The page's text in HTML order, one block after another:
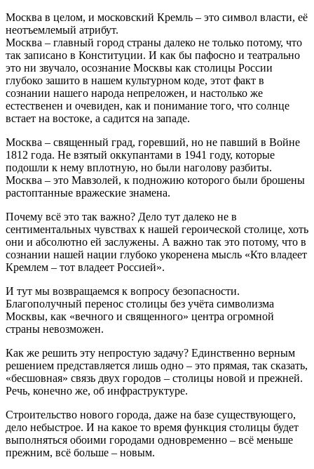
Москва в целом, и московский Кремль – это символ власти, её
неотъемлемый атрибут.
Москва – главный город страны далеко не только потому, что
так записано в Конституции. И как бы пафосно и театрально
это ни звучало, осознание Москвы как столицы России
глубоко зашито в нашем культурном коде, этот факт в
сознании нашего народа непреложен, и настолько же
естественен и очевиден, как и понимание того, что солнце
встает на востоке, а садится на западе.
Москва – священный град, горевший, но не павший в Войне
1812 года. Не взятый оккупантами в 1941 году, которые
подошли к нему вплотную, но были наголову разбиты.
Москва – это Мавзолей, к подножию которого были брошены
растоптанные вражеские знамена.
Почему всё это так важно? Дело тут далеко не в
сентиментальных чувствах к нашей героической столице, хоть
они и абсолютно ей заслужены. А важно так это потому, что в
сознании нашей нации глубоко укоренена мысль «Кто владеет
Кремлем – тот владеет Россией».
И тут мы возвращаемся к вопросу безопасности.
Благополучный перенос столицы без учёта символизма
Москвы, как «вечного и священного» центра огромной
страны невозможен.
Как же решить эту непростую задачу? Единственно верным
решением представляется лишь одно – это прямая, так сказать,
«бесшовная» связь двух городов – столицы новой и прежней.
Речь, конечно же, об инфраструктуре.
Строительство нового города, даже на базе существующего,
дело небыстрое. И на какое то время функция столицы будет
выполняться обоими городами одновременно – всё меньше
прежним, всё больше – новым.